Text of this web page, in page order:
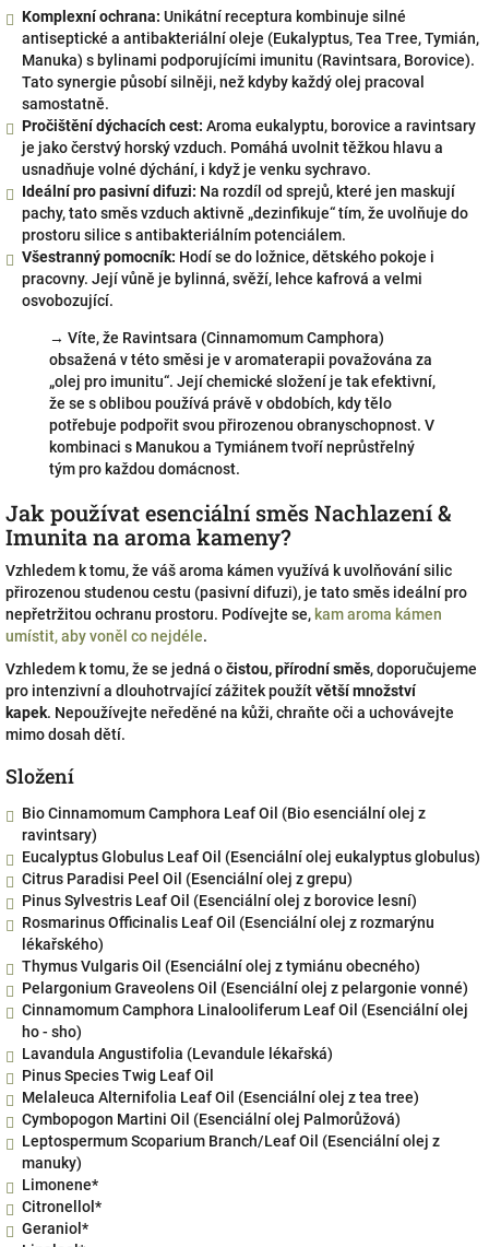
Komplexní ochrana: Unikátní receptura kombinuje silné
antiseptické a antibakteriální oleje (Eukalyptus, Tea Tree, Tymián,
Manuka) s bylinami podporujícími imunitu (Ravintsara, Borovice).
Tato synergie působí silněji, než kdyby každý olej pracoval
samostatně.
Pročištění dýchacích cest: Aroma eukalyptu, borovice a ravintsary
je jako čerstvý horský vzduch. Pomáhá uvolnit těžkou hlavu a
usnadňuje volné dýchání, i když je venku sychravo.
Ideální pro pasivní difuzi: Na rozdíl od sprejů, které jen maskují
pachy, tato směs vzduch aktivně „dezinfikuje“ tím, že uvolňuje do
prostoru silice s antibakteriálním potenciálem.
Všestranný pomocník: Hodí se do ložnice, dětského pokoje i
pracovny. Její vůně je bylinná, svěží, lehce kafrová a velmi
osvobozující.
→ Víte, že Ravintsara (Cinnamomum Camphora)
obsažená v této směsi je v aromaterapii považována za
„olej pro imunitu“. Její chemické složení je tak efektivní,
že se s oblibou používá právě v obdobích, kdy tělo
potřebuje podpořit svou přirozenou obranyschopnost. V
kombinaci s Manukou a Tymiánem tvoří neprůstřelný
tým pro každou domácnost.
Jak používat esenciální směs Nachlazení &
Imunita na aroma kameny?
Vzhledem k tomu, že váš aroma kámen využívá k uvolňování silic
přirozenou studenou cestu (pasivní difuzi), je tato směs ideální pro
nepřetržitou ochranu prostoru. Podívejte se, kam aroma kámen
umístit, aby voněl co nejdéle.
Vzhledem k tomu, že se jedná očistou, přírodní směs, doporučujeme
pro intenzivní a dlouhotrvající zážitek použítvětší množství
kapek. Nepoužívejte neředěné na kůži, chraňte oči a uchovávejte
mimo dosah dětí.
Složení
Bio Cinnamomum Camphora Leaf Oil (Bio esenciální olej z
ravintsary)
Eucalyptus Globulus Leaf Oil (Esenciální olej eukalyptus globulus)
Citrus Paradisi Peel Oil (Esenciální olej z grepu)
Pinus Sylvestris Leaf Oil (Esenciální olej z borovice lesní)
Rosmarinus Officinalis Leaf Oil (Esenciální olej z rozmarýnu
lékařského)
Thymus Vulgaris Oil (Esenciální olej z tymiánu obecného)
Pelargonium Graveolens Oil (Esenciální olej z pelargonie vonné)
Cinnamomum Camphora Linalooliferum Leaf Oil (Esenciální olej
ho - sho)
Lavandula Angustifolia (Levandule lékařská)
Pinus Species Twig Leaf Oil
Melaleuca Alternifolia Leaf Oil (Esenciální olej z tea tree)
Cymbopogon Martini Oil (Esenciální olej Palmorůžová)
Leptospermum Scoparium Branch/Leaf Oil (Esenciální olej z
manuky)
Limonene*
Citronellol*
Geraniol*